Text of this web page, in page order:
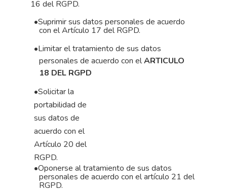
16 del RGPD.
•Suprimir sus datos personales de acuerdo
con el Artículo 17 del RGPD.
•Limitar el tratamiento de sus datos
personales de acuerdo con elARTICULO
18 DEL RGPD
•Solicitar la
portabilidad de
sus datos de
acuerdo con el
Artículo 20 del
RGPD.
•Oponerse al tratamiento de sus datos
personales de acuerdo con elartículo 21 del
RGPD.